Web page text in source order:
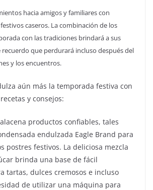
hacia amigos y familiares con
caseros. La combinación de los
con las tradiciones brindará a sus
que perdurará incluso después del
y los encuentros.
aún más la temporada festiva con
y consejos:
productos confiables, tales
endulzada Eagle Brand para
postres festivos. La deliciosa mezcla
brinda una base de fácil
tartas, dulces cremosos e incluso
de utilizar una máquina para